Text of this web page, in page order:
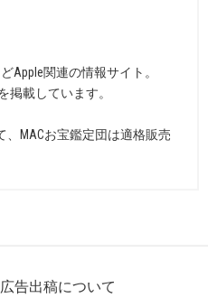
Apple関連の情報サイト。
掲載しています。
、MACお宝鑑定団は適格販売
広告出稿について